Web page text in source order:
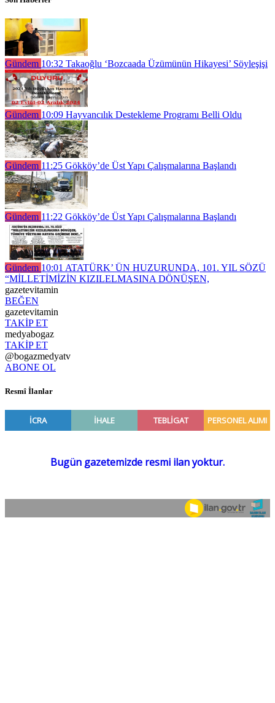
Gündem 10:32 Takaoğlu ‘Bozcaada Üzümünün Hikayesi’ Söyleşişi
Gündem 10:09 Hayvancılık Destekleme Programı Belli Oldu
Gündem 11:25 Gökköy’de Üst Yapı Çalışmalarına Başlandı
Gündem 11:22 Gökköy’de Üst Yapı Çalışmalarına Başlandı
Gündem 10:01 ATATÜRK’ ÜN HUZURUNDA, 101. YIL SÖZÜ
“MİLLETİMİZİN KIZILELMASINA DÖNÜŞEN,
gazetevitamin
BEĞEN
gazetevitamin
TAKİP ET
medyabogaz
TAKİP ET
@bogazmedyatv
ABONE OL
Resmî İlanlar